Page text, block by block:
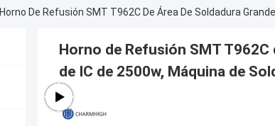
Horno De Refusión SMT T962C De Área De Soldadura
Horno de Refusión SMT
de IC de 2500w, Máquina de